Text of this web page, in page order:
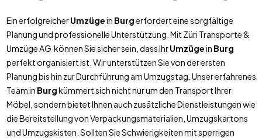
Ein erfolgreicherUmzügein Burgerfordert eine sorgfältige
Planung und professionelle Unterstützung. Mit Züri Transporte &
Umzüge AG können Sie sicher sein, dass IhrUmzügein Burg
perfekt organisiert ist. Wir unterstützen Sie von der ersten
Planung bis hin zur Durchführung am Umzugstag. Unser erfahrenes
Team in Burgkümmert sich nicht nur um den Transport Ihrer
Möbel, sondern bietet Ihnen auch zusätzliche Dienstleistungen wie
die Bereitstellung von Verpackungsmaterialien, Umzugskartons
und Umzugskisten. Sollten Sie Schwierigkeiten mit sperrigen